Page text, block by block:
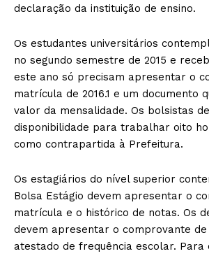
declaração da instituição de ensino.
Os estudantes universitários
no segundo semestre de 2015 e
este ano só precisam apresentar o
matrícula de 2016.1 e um documento
valor da mensalidade. Os bolsistas
disponibilidade para trabalhar oito
como contrapartida à Prefeitura.
Os estagiários do nível superior
Bolsa Estágio devem apresentar o
matrícula e o histórico de notas. Os
devem apresentar o comprovante
atestado de frequência escolar. Para